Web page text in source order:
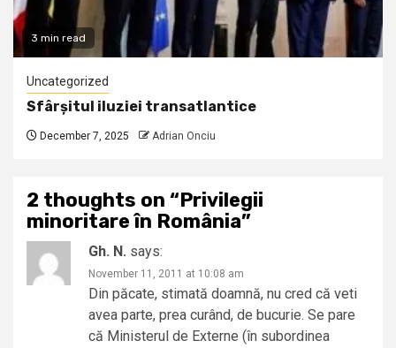
3 min read
Uncategorized
Sfârșitul iluziei transatlantice
December 7, 2025 Adrian Onciu
2 thoughts on “Privilegii
minoritare în România”
Gh. N. says:
November 11, 2011 at 10:08 am
Din păcate, stimată doamnă, nu cred că veti
avea parte, prea curând, de bucurie. Se pare
că Ministerul de Externe (în subordinea